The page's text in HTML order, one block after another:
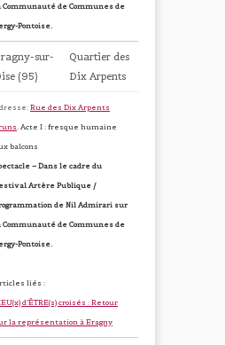
Communauté de Communes de
Pontoise.
sur-
(95)
Quartier des
Dix Arpents
Rue des Dix Arpents
. Acte I : fresque humaine
balcons
– Dans le cadre du
Artère Publique /
de Nil Admirari sur
Communauté de Communes de
Pontoise.
liés :
d’ÊTRE(s) croisés : Retour
la représentation à Eragny